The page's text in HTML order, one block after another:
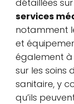
détaillées
services
notamment
et
également à
sur les soins
sanitaire, y
qu’ils